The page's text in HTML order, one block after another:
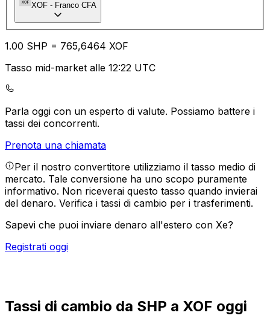
XOF - Franco CFA
1.00 SHP = 765,6464 XOF
Tasso mid-market alle 12:22 UTC
Parla oggi con un esperto di valute. Possiamo battere i
tassi dei concorrenti.
Prenota una chiamata
Per il nostro convertitore utilizziamo il tasso medio di
mercato. Tale conversione ha uno scopo puramente
informativo. Non riceverai questo tasso quando invierai
del denaro. Verifica i tassi di cambio per i trasferimenti.
Sapevi che puoi inviare denaro all'estero con Xe?
Registrati oggi
Tassi di cambio da SHP a XOF oggi